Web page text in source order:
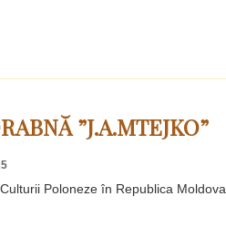
”J.A.MTEJKO”
Poloneze în Republica Moldova